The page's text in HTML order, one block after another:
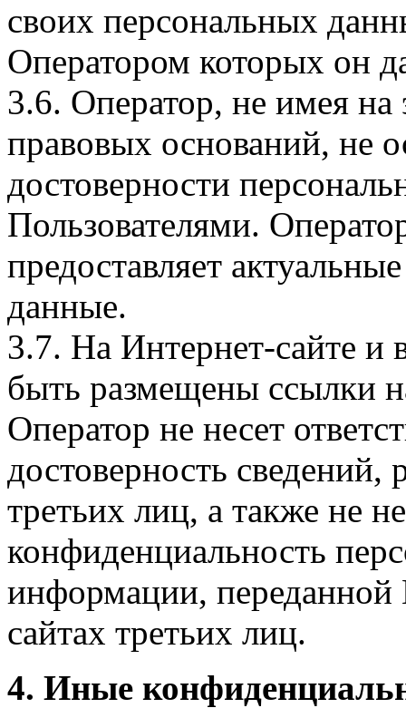
своих персональных
Оператором которых он
3.6. Оператор, не имея
правовых оснований, не
достоверности
Пользователями.
предоставляет
данные.
3.7. На Интернет-сайте
быть размещены ссылки
Оператор не несет
достоверность
третьих лиц, а также не
конфиденциальность
информации, переданной
сайтах третьих лиц.
4. Иные